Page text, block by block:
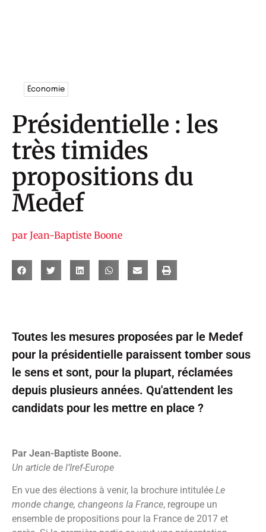
Économie
Présidentielle : les
très timides
propositions du
Medef
par Jean-Baptiste Boone
Toutes les mesures proposées par le Medef
pour la présidentielle paraissent tomber sous
le sens et sont, pour la plupart, réclamées
depuis plusieurs années. Qu'attendent les
candidats pour les mettre en place ?
Par Jean-Baptiste Boone.
Un article de l’Iref-Europe
En vue des élections à venir, la brochure intitulée Le
monde change, changeons la France, regroupe un
ensemble de propositions pour la France de 2017 et